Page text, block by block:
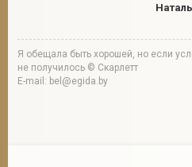
Я обещала быть хорошей, но если
не получилось © Скарлетт
E-mail: bel@egida.by